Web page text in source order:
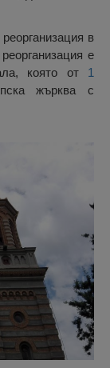
в
е
която от 1
жърква с